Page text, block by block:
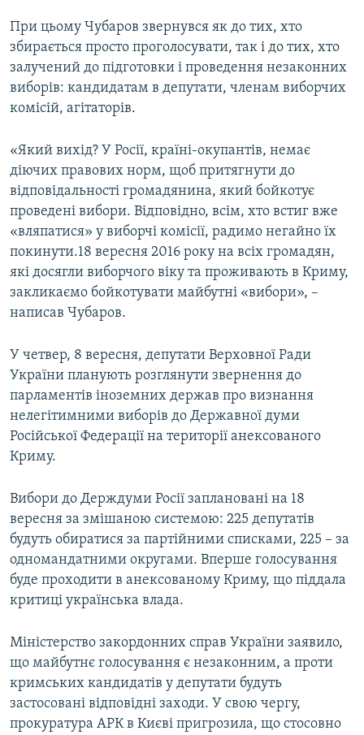
При цьому Чубаров звернувся як до тих, хто
збирається просто проголосувати, так і до тих, хто
залучений до підготовки і проведення незаконних
виборів: кандидатам в депутати, членам виборчих
комісій, агітаторів.
«Який вихід? У Росії, країні-окупантів, немає
діючих правових норм, щоб притягнути до
відповідальності громадянина, який бойкотує
проведені вибори. Відповідно, всім, хто встиг вже
«вляпатися» у виборчі комісії, радимо негайно їх
покинути.18 вересня 2016 року на всіх громадян,
які досягли виборчого віку та проживають в Криму,
закликаємо бойкотувати майбутні «вибори», –
написав Чубаров.
У четвер, 8 вересня, депутати Верховної Ради
України планують розглянути звернення до
парламентів іноземних держав про визнання
нелегітимними виборів до Державної думи
Російської Федерації на території анексованого
Криму.
Вибори до Держдуми Росії заплановані на 18
вересня за змішаною системою: 225 депутатів
будуть обиратися за партійними списками, 225 – за
одномандатними округами. Вперше голосування
буде проходити в анексованому Криму, що піддала
критиці українська влада.
Міністерство закордонних справ України заявило,
що майбутнє голосування є незаконним, а проти
кримських кандидатів у депутати будуть
застосовані відповідні заходи. У свою чергу,
прокуратура АРК в Києві пригрозила, що стосовно